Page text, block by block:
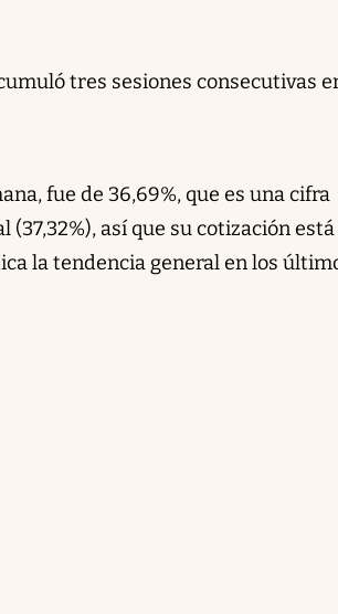
tres sesiones consecutivas
fue de 36,69%, que es una cifra
así que su cotización está
la tendencia general en los